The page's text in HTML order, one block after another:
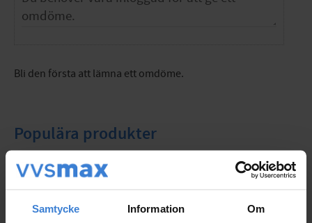
Samtycke Information Om
Bli den första att lämna ett omdöme.
Populära produkter